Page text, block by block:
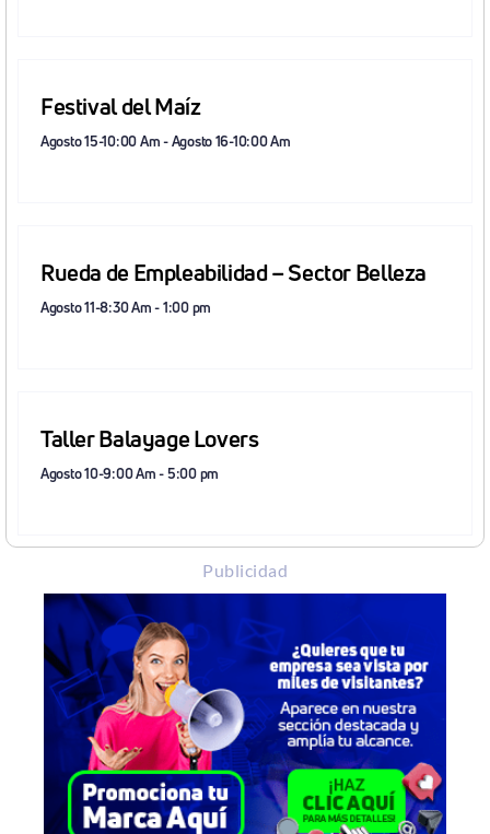
Festival del Maíz
Agosto 15-10:00 Am-Agosto 16-10:00 Am
Rueda de Empleabilidad – Sector Belleza
Agosto 11-8:30 Am-1:00 pm
Taller Balayage Lovers
Agosto 10-9:00 Am-5:00 pm
Publicidad